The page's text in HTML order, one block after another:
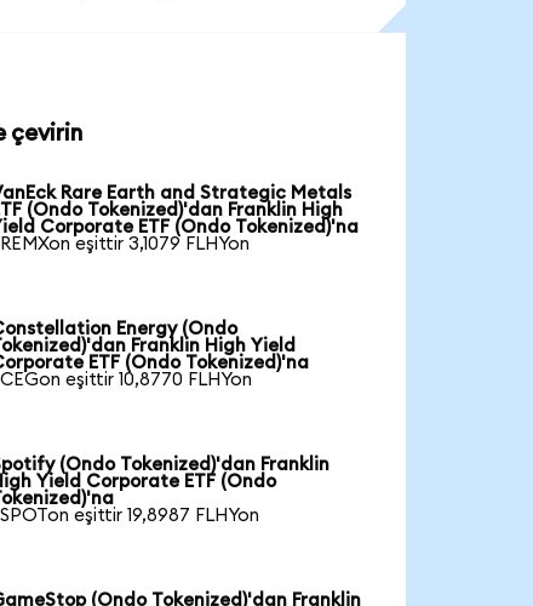
çevirin
Rare Earth and Strategic Metals
(Ondo Tokenized)'dan Franklin High
Corporate ETF (Ondo Tokenized)'na
REMXon eşittir 3,1079 FLHYon
Energy (Ondo
Franklin High Yield
ETF (Ondo Tokenized)'na
CEGon eşittir 10,8770 FLHYon
(Ondo Tokenized)'dan Franklin
Yield Corporate ETF (Ondo
SPOTon eşittir 19,8987 FLHYon
(Ondo Tokenized)'dan Franklin